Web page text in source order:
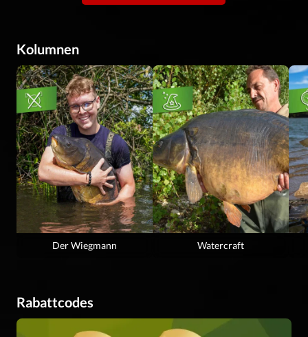
Kolumnen
Der Wiegmann Watercraft
Rabattcodes